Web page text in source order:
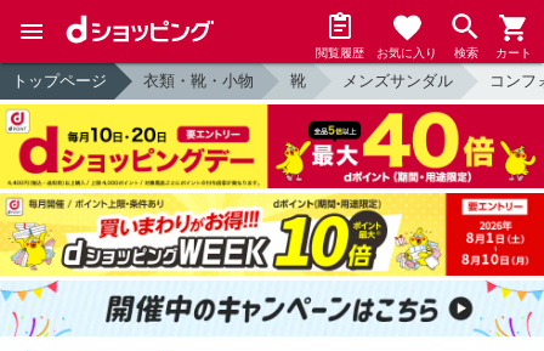
閲覧履歴 お気に入り 検索 カート
トップページ 衣類・靴・小物 靴 メンズサンダル コンフ